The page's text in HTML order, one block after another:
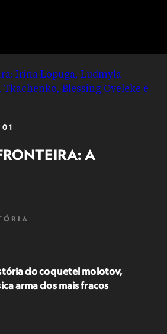
A
do coquetel molotov,
arma dos mais fracos